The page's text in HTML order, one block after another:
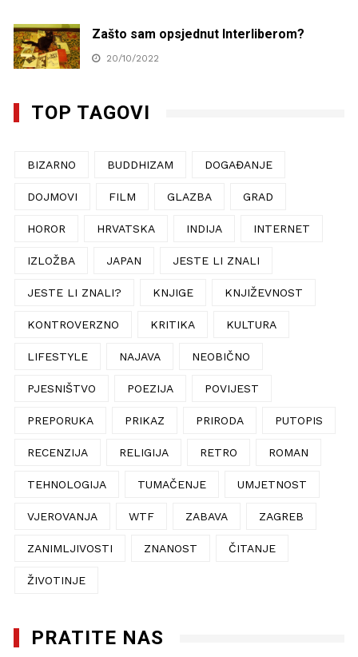
Zašto sam opsjednut Interliberom?
20/10/2022
TOP TAGOVI
BIZARNO BUDDHIZAM DOGAĐANJE
DOJMOVI FILM GLAZBA GRAD
HOROR HRVATSKA INDIJA INTERNET
IZLOŽBA JAPAN JESTE LI ZNALI
JESTE LI ZNALI? KNJIGE KNJIŽEVNOST
KONTROVERZNO KRITIKA KULTURA
LIFESTYLE NAJAVA NEOBIČNO
PJESNIŠTVO POEZIJA POVIJEST
PREPORUKA PRIKAZ PRIRODA PUTOPIS
RECENZIJA RELIGIJA RETRO ROMAN
TEHNOLOGIJA TUMAČENJE UMJETNOST
VJEROVANJA WTF ZABAVA ZAGREB
ZANIMLJIVOSTI ZNANOST ČITANJE
ŽIVOTINJE
PRATITE NAS